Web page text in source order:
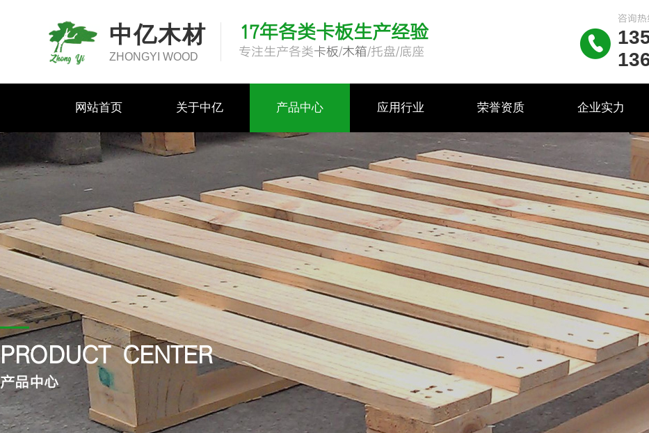
中亿木材
ZHONGYI WOOD
17年各类卡板生产经验
专注生产各类卡板/木箱/托盘/底座 
咨询热
网站首页 关于中亿 产品中心 应用行业 荣誉资质 企业实力
PRODUCT CENTER
产品中心